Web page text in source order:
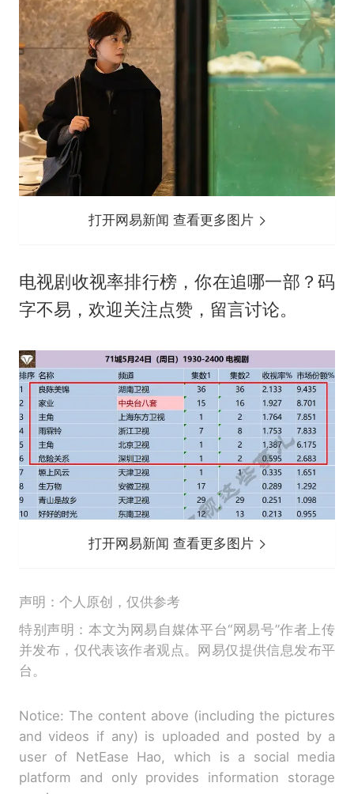
打开网易新闻 查看更多图片
电视剧收视率排行榜，你在追哪一部？码
字不易，欢迎关注点赞，留言讨论。
打开网易新闻 查看更多图片
声明：个人原创，仅供参考
特别声明：本文为网易自媒体平台“网易号”作者上传
并发布，仅代表该作者观点。网易仅提供信息发布平
台。
Notice: The content above (including the pictures
and videos if any) is uploaded and posted by a
user of NetEase Hao, which is a social media
platform and only provides information storage